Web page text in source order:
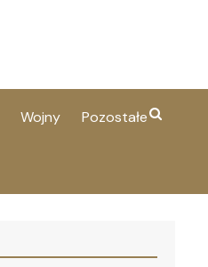
Wojny Pozostałe